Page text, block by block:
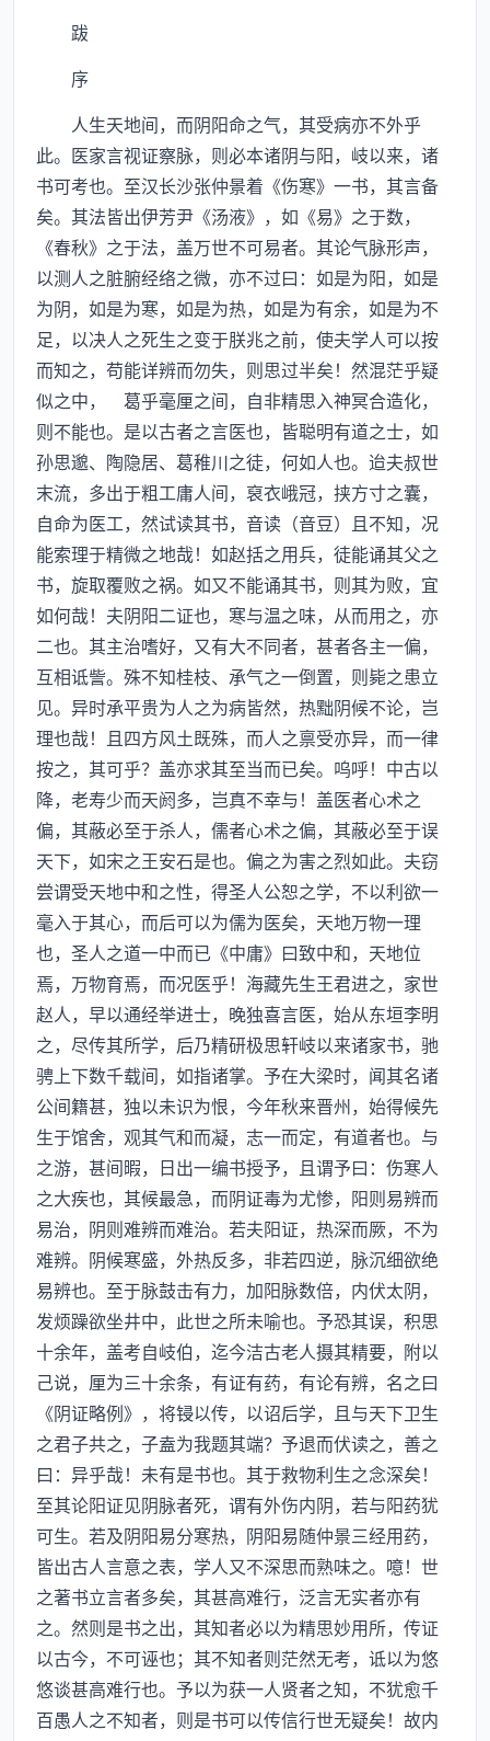
跋
序
人生天地间，而阴阳命之气，其受病亦不外乎
此。医家言视证察脉，则必本诸阴与阳，岐以来，诸
书可考也。至汉长沙张仲景着《伤寒》一书，其言备
矣。其法皆出伊芳尹《汤液》，如《易》之于数，
《春秋》之于法，盖万世不可易者。其论气脉形声，
以测人之脏腑经络之微，亦不过曰：如是为阳，如是
为阴，如是为寒，如是为热，如是为有余，如是为不
足，以决人之死生之变于朕兆之前，使夫学人可以按
而知之，苟能详辨而勿失，则思过半矣！然混茫乎疑
似之中， 葛乎毫厘之间，自非精思入神冥合造化，
则不能也。是以古者之言医也，皆聪明有道之士，如
孙思邈、陶隐居、葛稚川之徒，何如人也。迨夫叔世
末流，多出于粗工庸人间，裒衣峨冠，挟方寸之囊，
自命为医工，然试读其书，音读（音豆）且不知，况
能索理于精微之地哉！如赵括之用兵，徒能诵其父之
书，旋取覆败之祸。如又不能诵其书，则其为败，宜
如何哉！夫阴阳二证也，寒与温之味，从而用之，亦
二也。其主治嗜好，又有大不同者，甚者各主一偏，
互相诋訾。殊不知桂枝、承气之一倒置，则毙之患立
见。异时承平贵为人之为病皆然，热黜阴候不论，岂
理也哉！且四方风土既殊，而人之禀受亦异，而一律
按之，其可乎？盖亦求其至当而已矣。呜呼！中古以
降，老寿少而天阏多，岂真不幸与！盖医者心术之
偏，其蔽必至于杀人，儒者心术之偏，其蔽必至于误
天下，如宋之王安石是也。偏之为害之烈如此。夫窃
尝谓受天地中和之性，得圣人公恕之学，不以利欲一
毫入于其心，而后可以为儒为医矣，天地万物一理
也，圣人之道一中而已《中庸》曰致中和，天地位
焉，万物育焉，而况医乎！海藏先生王君进之，家世
赵人，早以通经举进士，晚独喜言医，始从东垣李明
之，尽传其所学，后乃精研极思轩岐以来诸家书，驰
骋上下数千载间，如指诸掌。予在大梁时，闻其名诸
公间籍甚，独以未识为恨，今年秋来晋州，始得候先
生于馆舍，观其气和而凝，志一而定，有道者也。与
之游，甚间暇，日出一编书授予，且谓予曰：伤寒人
之大疾也，其候最急，而阴证毒为尤惨，阳则易辨而
易治，阴则难辨而难治。若夫阳证，热深而厥，不为
难辨。阴候寒盛，外热反多，非若四逆，脉沉细欲绝
易辨也。至于脉鼓击有力，加阳脉数倍，内伏太阴，
发烦躁欲坐井中，此世之所未喻也。予恐其误，积思
十余年，盖考自岐伯，迄今洁古老人摄其精要，附以
己说，厘为三十余条，有证有药，有论有辨，名之曰
《阴证略例》，将锓以传，以诏后学，且与天下卫生
之君子共之，子盍为我题其端？予退而伏读之，善之
曰：异乎哉！未有是书也。其于救物利生之念深矣！
至其论阳证见阴脉者死，谓有外伤内阴，若与阳药犹
可生。若及阴阳易分寒热，阴阳易随仲景三经用药，
皆出古人言意之表，学人又不深思而熟味之。噫！世
之著书立言者多矣，其甚高难行，泛言无实者亦有
之。然则是书之出，其知者必以为精思妙用所，传证
以古今，不可诬也；其不知者则茫然无考，诋以为悠
悠谈甚高难行也。予以为获一人贤者之知，不犹愈千
百愚人之不知者，则是书可以传信行世无疑矣！故内